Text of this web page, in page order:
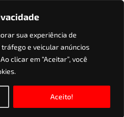
sua experiência de
e veicular anúncios
clicar em “Aceitar”, você
Aceito!
16V
M